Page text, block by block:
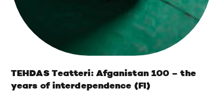
TEHDAS Teatteri: Afganistan 100 – the
years of interdependence (FI)